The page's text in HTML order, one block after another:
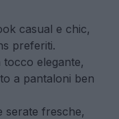
casual e chic,
preferiti.
tocco elegante,
a pantaloni ben
serate fresche,